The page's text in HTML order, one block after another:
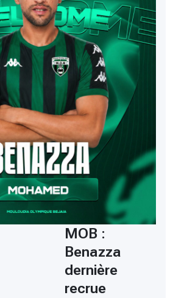
MOB :
Benazza
dernière
recrue